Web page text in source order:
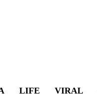
LIFE VIRAL